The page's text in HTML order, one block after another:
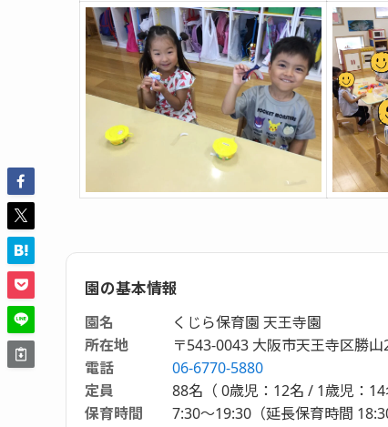
園の基本情報
園名
くじら保育園 天王寺園
所在地
〒543-0043 大阪市天王寺区勝山
電話
06-6770-5880
定員
88名（ 0歳児：12名 / 1歳児：
保育時間
7:30～19:30（延長保育時間